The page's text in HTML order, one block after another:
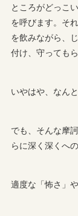
ところがどっこ
を呼びます。そ
を飲みながら、
付け、守っても
いやはや、なんと
でも、そんな摩
らに深く深くへ
適度な「怖さ」